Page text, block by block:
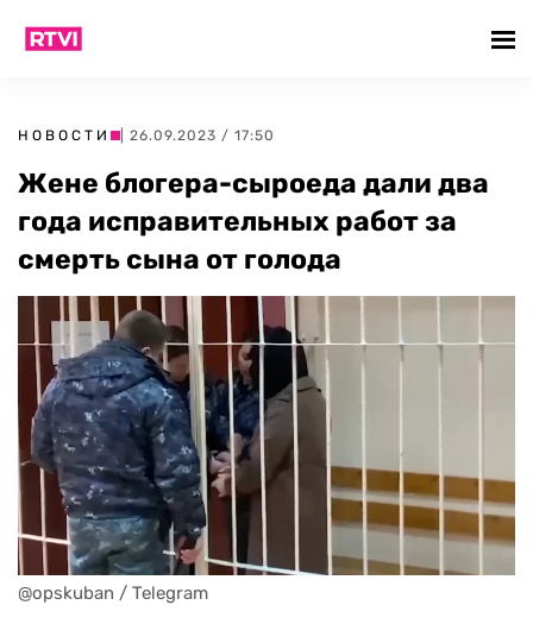
НОВОСТИ | 26.09.2023 / 17:50
Жене блогера-сыроеда дали два
года исправительных работ за
смерть сына от голода
@opskuban / Telegram